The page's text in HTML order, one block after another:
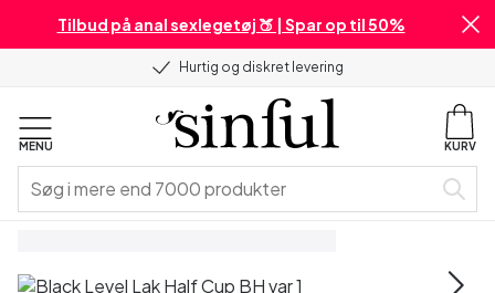
Tilbud på anal sexlegetøj 🍑 | Spar op til 50%
Hurtig og diskret levering
MENU KURV